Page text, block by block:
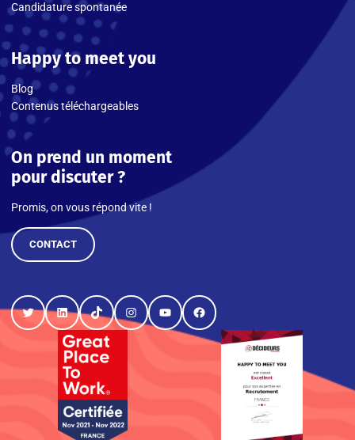
Candidature spontanée
Happy to meet you
Blog
Contenus téléchargeables
On prend un moment
pour discuter ?
Promis, on vous répond vite !
CONTACT
TwitterLinkedInTikTokInstagram
YouTubeFacebook